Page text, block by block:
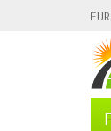
EUR